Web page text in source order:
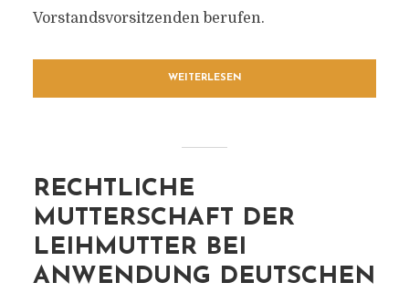
Vorstandsvorsitzenden berufen.
WEITERLESEN
RECHTLICHE
MUTTERSCHAFT DER
LEIHMUTTER BEI
ANWENDUNG DEUTSCHEN